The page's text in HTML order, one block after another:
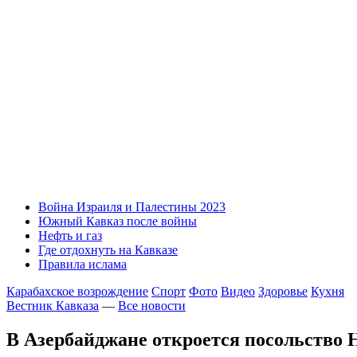
Война Израиля и Палестины 2023
Южный Кавказ после войны
Нефть и газ
Где отдохнуть на Кавказе
Правила ислама
Карабахское возрождение Спорт Фото Видео Здоровье Кухня
Вестник Кавказа — Все новости
В Азербайджане откроется посольство